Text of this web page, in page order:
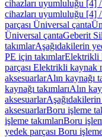
cihazları uyumluluğu [4]
cihazları uyumluluğu [4]
parçası Üniversal çanta
Üniversal çantaGeberit
takımlarAşağıdakilerin
PE için takımlarElektrikli
parçası Elektrikli kaynak
aksesuarlarAlın kaynağı
kaynağı takımlarıAlın
aksesuarlarAşağıdakilerin
aksesuarlarBoru işleme
işleme takımlarıBoru
yedek parçası Boru